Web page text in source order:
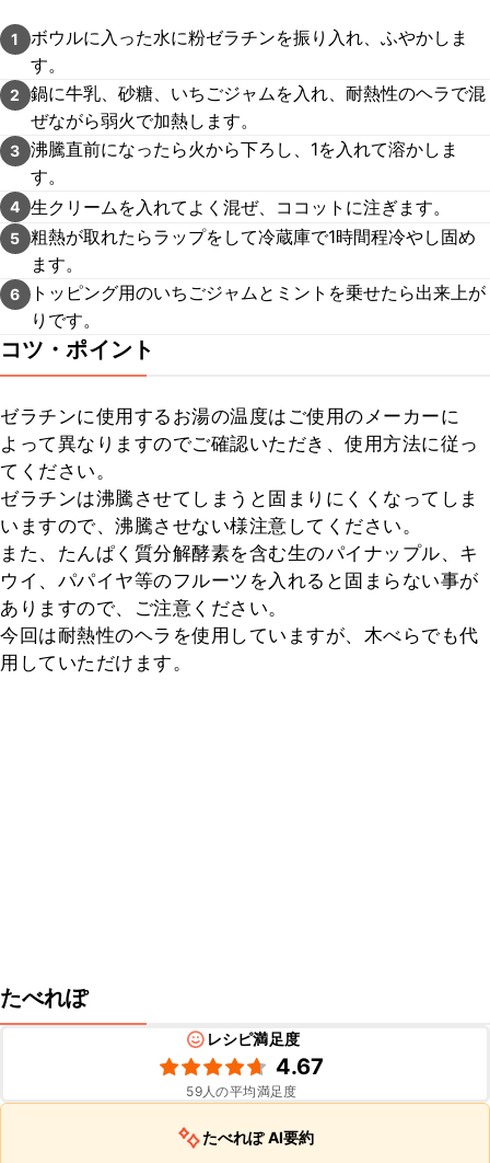
1
ボウルに入った水に粉ゼラチンを振り入れ、ふやかしま
す。
2
鍋に牛乳、砂糖、いちごジャムを入れ、耐熱性のヘラで混
ぜながら弱火で加熱します。
3 沸騰直前になったら火から下ろし、1を入れて溶かしま
す。
4 生クリームを入れてよく混ぜ、ココットに注ぎます。
5 粗熱が取れたらラップをして冷蔵庫で1時間程冷やし固め
ます。
6
トッピング用のいちごジャムとミントを乗せたら出来上が
りです。
コツ・ポイント
ゼラチンに使用するお湯の温度はご使用のメーカーに
よって異なりますのでご確認いただき、使用方法に従っ
てください。
ゼラチンは沸騰させてしまうと固まりにくくなってしま
いますので、沸騰させない様注意してください。
また、たんぱく質分解酵素を含む生のパイナップル、キ
ウイ、パパイヤ等のフルーツを入れると固まらない事が
ありますので、ご注意ください。
今回は耐熱性のヘラを使用していますが、木べらでも代
用していただけます。
たべれぽ
レシピ満足度
4.67
59人の平均満足度
たべれぽ AI要約